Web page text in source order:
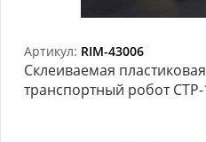
Специальные товары
Торговое
Товары для школы
Артикул: RIM-43006
Склеиваемая
транспортный робот